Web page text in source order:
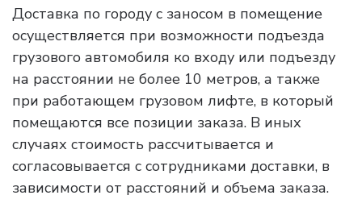
Доставка по городу с заносом в помещение
осуществляется при возможности подъезда
грузового автомобиля ко входу или подъезду
на расстоянии не более 10 метров, а также
при работающем грузовом лифте, в который
помещаются все позиции заказа. В иных
случаях стоимость рассчитывается и
согласовывается с сотрудниками доставки, в
зависимости от расстояний и объема заказа.